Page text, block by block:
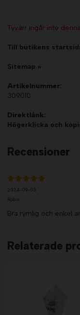
Tyvärr ingår inte
Till butikens
Sitemap »
Artikelnummer:
309010
Direktlänk:
Högerklicka och
Recensioner
2024-09-03
Robin
Bra rymlig och enkel
Relaterade